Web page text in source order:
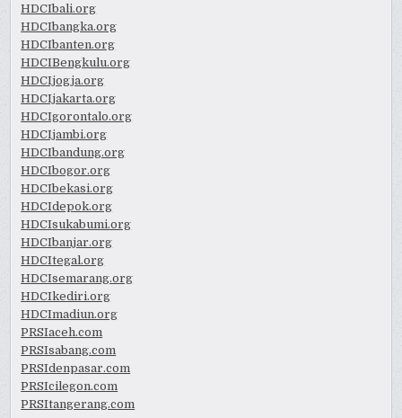
HDCIbali.org
HDCIbangka.org
HDCIbanten.org
HDCIBengkulu.org
HDCIjogja.org
HDCIjakarta.org
HDCIgorontalo.org
HDCIjambi.org
HDCIbandung.org
HDCIbogor.org
HDCIbekasi.org
HDCIdepok.org
HDCIsukabumi.org
HDCIbanjar.org
HDCItegal.org
HDCIsemarang.org
HDCIkediri.org
HDCImadiun.org
PRSIaceh.com
PRSIsabang.com
PRSIdenpasar.com
PRSIcilegon.com
PRSItangerang.com